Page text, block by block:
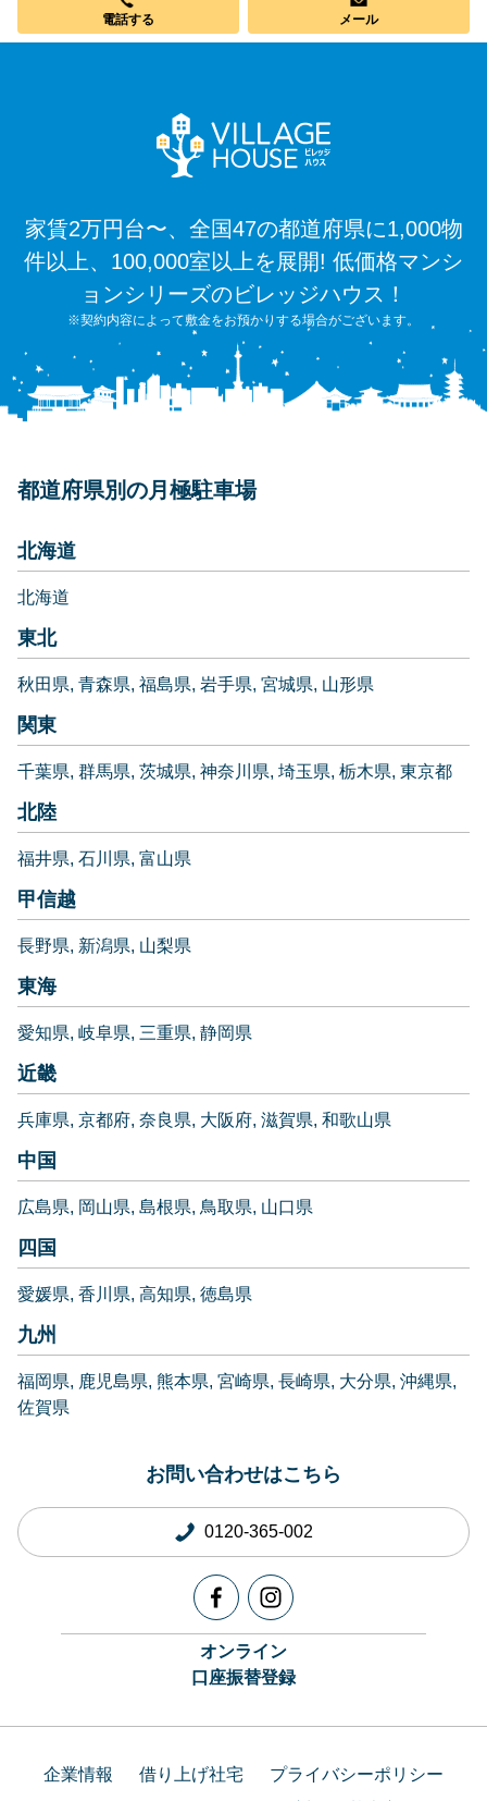
電話する メール
家賃2万円台〜、全国47の都道府県に1,000物
件以上、100,000室以上を展開! 低価格マンシ
ョンシリーズのビレッジハウス！
※契約内容によって敷金をお預かりする場合がございます。
都道府県別の月極駐車場
北海道
北海道
東北
秋田県 青森県 福島県 岩手県 宮城県 山形県
関東
千葉県 群馬県 茨城県 神奈川県 埼玉県 栃木県 東京都
北陸
福井県 石川県 富山県
甲信越
長野県 新潟県 山梨県
東海
愛知県 岐阜県 三重県 静岡県
近畿
兵庫県 京都府 奈良県 大阪府 滋賀県 和歌山県
中国
広島県 岡山県 島根県 鳥取県 山口県
四国
愛媛県 香川県 高知県 徳島県
九州
福岡県 鹿児島県 熊本県 宮崎県 長崎県 大分県 沖縄県
佐賀県
お問い合わせはこちら
0120-365-002
オンライン
口座振替登録
企業情報 借り上げ社宅
プライバシーポリシー